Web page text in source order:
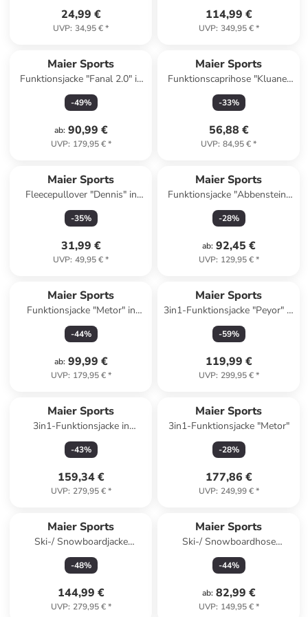
24,99 €
UVP: 34,95 €*
114,99 €
UVP: 349,95 €*
Maier Sports
Funktionsjacke "Fanal 2.0" in
Dunkelblau
-49%
ab: 90,99 €
UVP: 179,95 €*
Maier Sports
Funktionscaprihose "Kluane"
in Anthrazit
-33%
56,88 €
UVP: 84,95 €*
Maier Sports
Fleecepullover "Dennis" in
Petrol
-35%
31,99 €
UVP: 49,95 €*
Maier Sports
Funktionsjacke "Abbenstein"
in Khaki
-28%
ab: 92,45 €
UVP: 129,95 €*
Maier Sports
Funktionsjacke "Metor" in
Dunkelblau
-44%
ab: 99,99 €
UVP: 179,95 €*
Maier Sports
3in1-Funktionsjacke "Peyor" in
Schwarz
-59%
119,99 €
UVP: 299,95 €*
Maier Sports
3in1-Funktionsjacke in
Dunkelblau
-43%
159,34 €
UVP: 279,95 €*
Maier Sports
3in1-Funktionsjacke "Metor"
-28%
177,86 €
UVP: 249,99 €*
Maier Sports
Ski-/ Snowboardjacke
-48%
144,99 €
UVP: 279,95 €*
Maier Sports
Ski-/ Snowboardhose
"Majelletta" in Schwarz
-44%
ab: 82,99 €
UVP: 149,95 €*